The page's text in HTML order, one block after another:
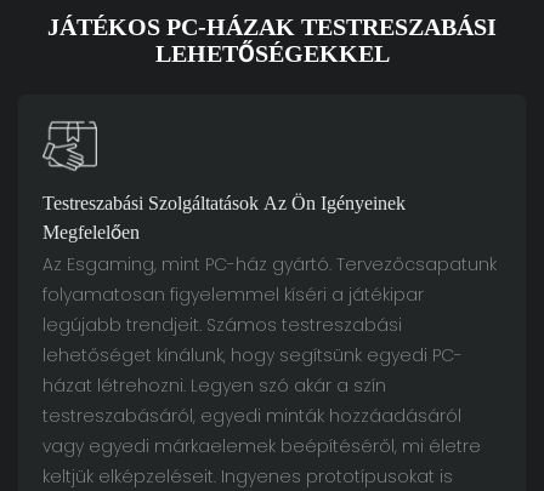
JÁTÉKOS PC-HÁZAK TESTRESZABÁSI
LEHETŐSÉGEKKEL
Testreszabási Szolgáltatások Az Ön Igényeinek
Megfelelően
Az Esgaming, mint PC-ház gyártó. Tervezőcsapatunk
folyamatosan figyelemmel kíséri a játékipar
legújabb trendjeit. Számos testreszabási
lehetőséget kínálunk, hogy segítsünk egyedi PC-
házat létrehozni. Legyen szó akár a szín
testreszabásáról, egyedi minták hozzáadásáról
vagy egyedi márkaelemek beépítéséről, mi életre
keltjük elképzeléseit. Ingyenes prototípusokat is